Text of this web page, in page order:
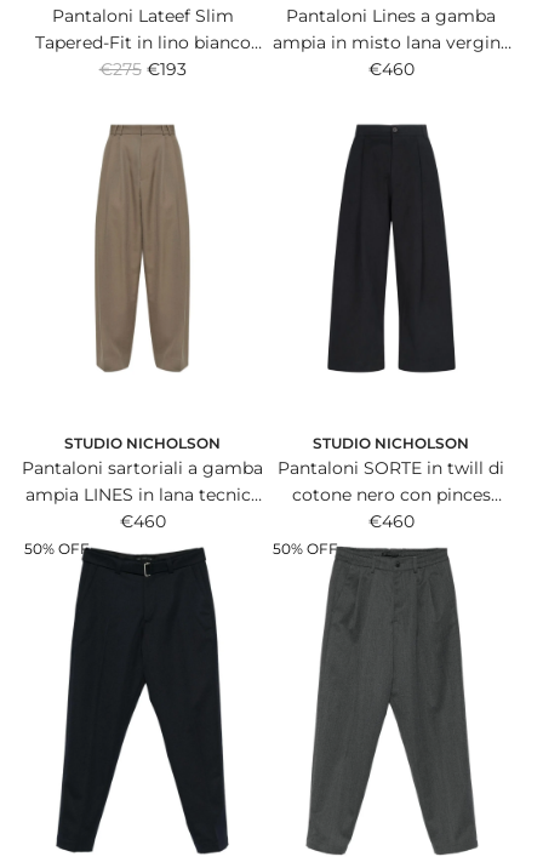
Pantaloni Lateef Slim
Tapered-Fit in lino bianco
con coulisse regolabile in
R
u
l
a
e
€275 €193
Pantaloni Lines a gamba
ampia in misto lana vergine
nera con doppia pince.
€460
STUDIO NICHOLSON
Pantaloni sartoriali a gamba
ampia LINES in lana tecnica
verde con doppia pince.
€460
STUDIO NICHOLSON
Pantaloni SORTE in twill di
cotone nero con pinces
frontali e gamba dritta
ampia.
€460
50% OFF 50% OFF